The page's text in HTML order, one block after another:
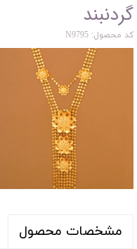
گردنبند
کد محصول: N9795
مشخصات محصول